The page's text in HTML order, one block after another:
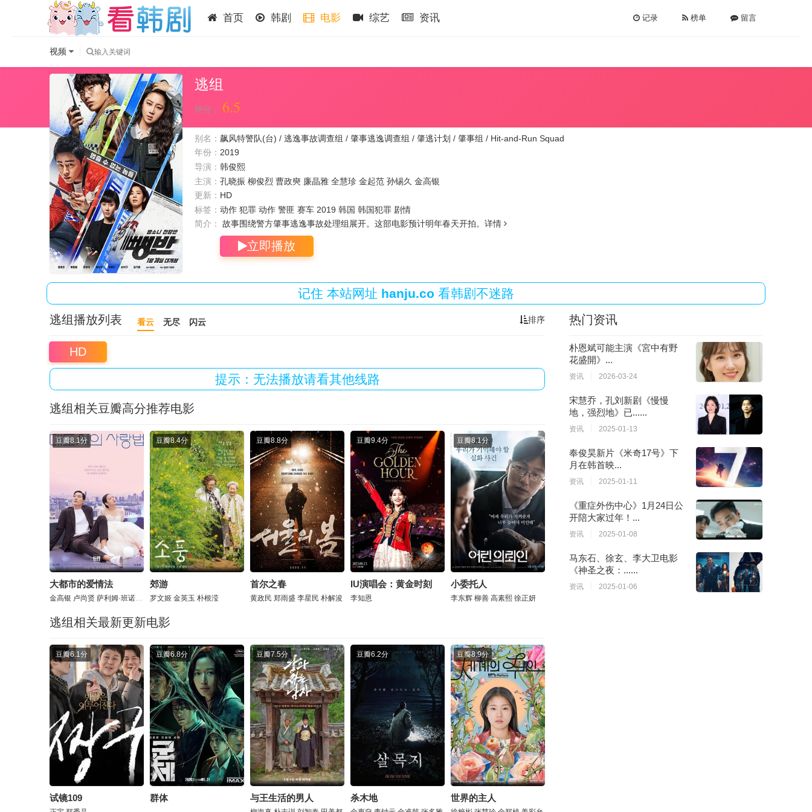
首页 韩剧 电影 综艺 资讯 记录 榜单 留言
视频
逃组
评分： 6.5
别名： 飙风特警队(台) / 逃逸事故调查组 / 肇事逃逸调查组 / 肇逃计划 / 肇事组 / Hit-and-Run Squad
年份： 2019
导演： 韩俊熙
主演： 孔晓振 柳俊烈 曹政奭 廉晶雅 全慧珍 金起范 孙锡久 金高银
更新： HD
标签： 动作 犯罪 动作 警匪 赛车 2019 韩国 韩国犯罪 剧情
简介：
故事围绕警方肇事逃逸事故处理组展开。这部电影预计明年春天开拍。 详情
立即播放
记住 本站网址 hanju.co 看韩剧不迷路
排序
逃组播放列表 看云 无尽 闪云
HD
提示：无法播放请看其他线路
逃组相关豆瓣高分推荐电影
豆瓣8.1分
大都市的爱情法
金高银 卢尚贤 萨利姆·班诺特
豆瓣8.4分
郊游
罗文姬 金英玉 朴根滢
豆瓣8.8分
首尔之春
黄政民 郑雨盛 李星民 朴解浚
豆瓣9.4分
IU演唱会：黄金时刻
李知恩
豆瓣8.1分
小委托人
李东辉 柳善 高素熙 徐正妍
逃组相关最新更新电影
豆瓣6.1分
试镜109
豆瓣6.8分
群体
豆瓣7.5分
与王生活的男人
豆瓣6.2分
杀木地
豆瓣8.9分
世界的主人
热门资讯
朴恩斌可能主演《宮中有野
花盛開》...
资讯 2026-03-24
宋慧乔，孔刘新剧《慢慢
地，强烈地》已......
资讯 2025-01-13
奉俊昊新片《米奇17号》下
月在韩首映...
资讯 2025-01-11
《重症外伤中心》1月24日公
开陪大家过年！...
资讯 2025-01-08
马东石、徐玄、李大卫电影
《神圣之夜：......
资讯 2025-01-06